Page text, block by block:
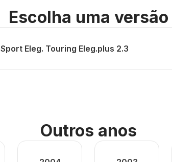
Escolha uma versão
Sport Eleg. Touring Eleg.plus 2.3
Outros anos